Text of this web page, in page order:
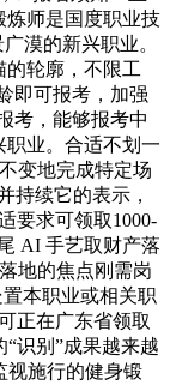
炼师是国度职业技
漠的新兴职业。
的轮廓，不限工
即可报考，加强
考，能够报考中
业。合适不划一
变地完成特定场
持续它的表示，
要求可领取1000-
AI 手艺取财产落
地的焦点刚需岗
本职业或相关职
正在广东省领取
识别”成果越来越
视施行的健身锻